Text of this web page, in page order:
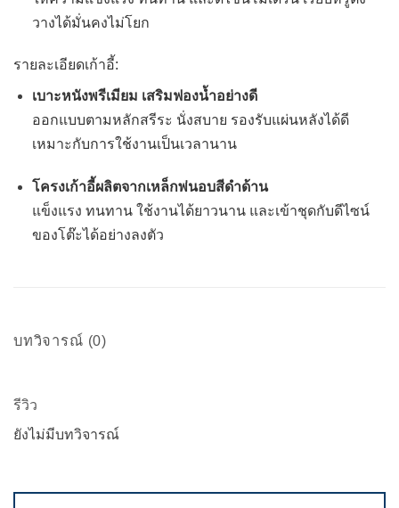
วางได้มั่นคงไม่โยก
รายละเอียดเก้าอี้:
เบาะหนังพรีเมียม เสริมฟองน้ำอย่างดี
ออกแบบตามหลักสรีระ นั่งสบาย รองรับแผ่นหลังได้ดี
เหมาะกับการใช้งานเป็นเวลานาน
โครงเก้าอี้ผลิตจากเหล็กพ่นอบสีดำด้าน
แข็งแรง ทนทาน ใช้งานได้ยาวนาน และเข้าชุดกับดีไซน์
ของโต๊ะได้อย่างลงตัว
บทวิจารณ์ (0)
รีวิว
ยังไม่มีบทวิจารณ์